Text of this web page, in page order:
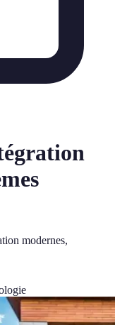
modernes,